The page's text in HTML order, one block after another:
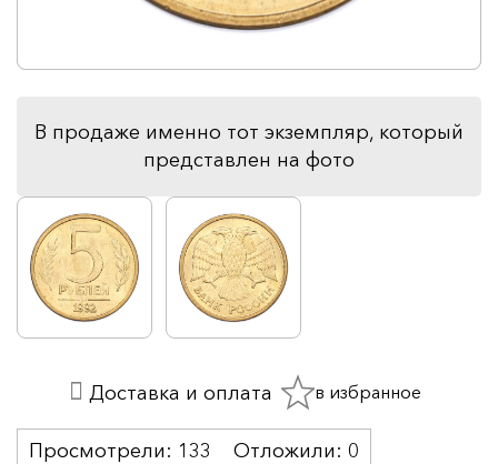
В продаже именно тот экземпляр, который
представлен на фото
Просмотрели: 133 Отложили: 0
Доставка и оплата в избранное